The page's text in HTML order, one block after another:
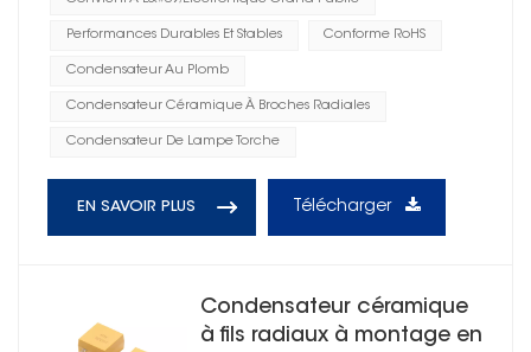
Performances Durables Et Stables Conforme RoHS
Condensateur Au Plomb
Condensateur Céramique À Broches Radiales
Condensateur De Lampe Torche
EN SAVOIR PLUS Télécharger
Condensateur céramique
à fils radiaux à montage en